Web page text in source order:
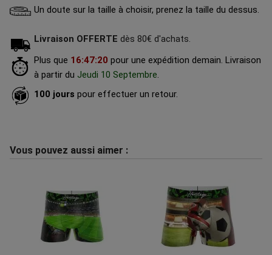
Un doute sur la taille à choisir, prenez la taille du dessus.
Livraison OFFERTE dès 80€ d'achats.
Plus que 16:47:19 pour une expédition demain. Livraison
à partir du Jeudi 10 Septembre.
100 jours pour effectuer un retour.
Vous pouvez aussi aimer :